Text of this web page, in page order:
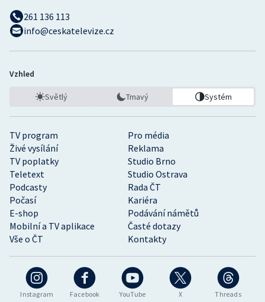
Instagram Facebook YouTube X Threads
TV program
Pro média
Živé vysílání
Reklama
TV poplatky
Studio Brno
Teletext
Studio Ostrava
Podcasty
Rada ČT
Počasí
Kariéra
E-shop
Podávání námětů
Mobilní a TV aplikace
Časté dotazy
Vše o ČT
Kontakty
261 136 113
info@ceskatelevize.cz
Vzhled
Světlý Tmavý Systém